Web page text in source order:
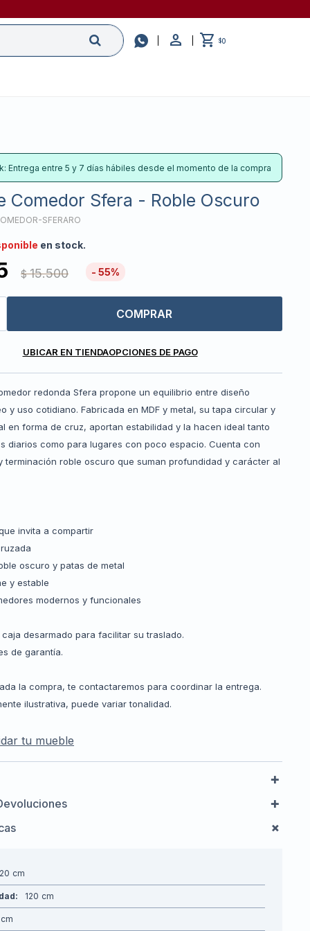
 $0
Entrega entre 5 y 7 días hábiles desde el momento de la compra
Comedor Sfera - Roble Oscuro
SFERARO
en stock.
$ 15.500 55
COMPRAR
UBICAR EN TIENDAOPCIONES DE PAGO
redonda Sfera propone un equilibrio entre diseño
y uso cotidiano. Fabricada en MDF y metal, su tapa circular y
en forma de cruz, aportan estabilidad y la hacen ideal tanto
diarios como para lugares con poco espacio. Cuenta con
terminación roble oscuro que suman profundidad y carácter al
invita a compartir
oscuro y patas de metal
y estable
modernos y funcionales
desarmado para facilitar su traslado.
de garantía.
la compra, te contactaremos para coordinar la entrega.
ilustrativa, puede variar tonalidad.
tu mueble
120